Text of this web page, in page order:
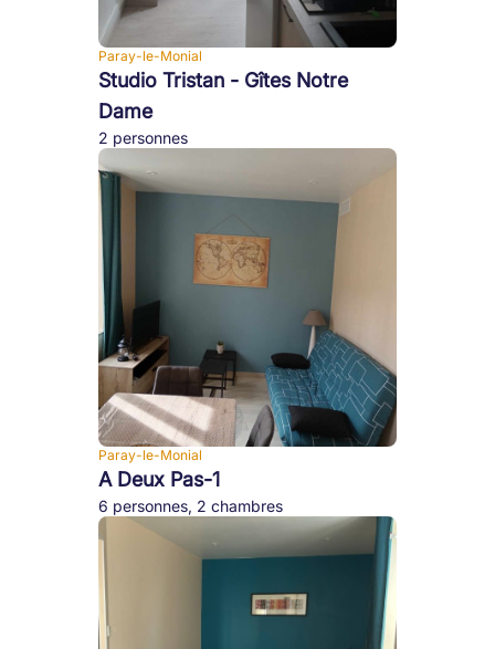
Paray-le-Monial
Studio Tristan - Gîtes Notre
Dame
2 personnes
Paray-le-Monial
A Deux Pas-1
6 personnes, 2 chambres